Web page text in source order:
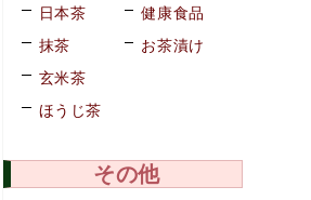
日本茶
抹茶
玄米茶
ほうじ茶
健康食品
お茶漬け
その他